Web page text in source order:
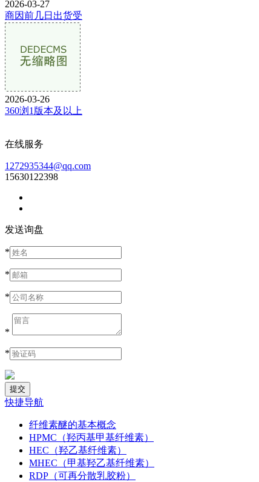
2026-03-27
商因前几日出货受
2026-03-26
360浏1版本及以上
在线服务
1272935344@qq.com
15630122398
发送询盘
*
*
*
*
*
快捷导航
纤维素醚的基本概念
HPMC（羟丙基甲基纤维素）
HEC（羟乙基纤维素）
MHEC（甲基羟乙基纤维素）
RDP（可再分散乳胶粉）